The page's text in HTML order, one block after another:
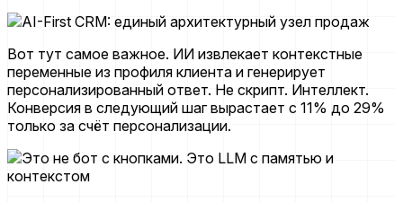
Вот тут самое важное. ИИ извлекает контекстные
переменные из профиля клиента и генерирует
персонализированный ответ. Не скрипт. Интеллект.
Конверсия в следующий шаг вырастает с 11% до 29%
только за счёт персонализации.